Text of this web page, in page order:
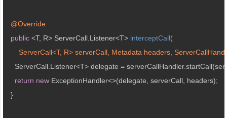
@Override
public <T, R> ServerCall. Listener<T> interceptCall(
ServerCall<T, R> serverCall, Metadata headers,
ServerCall.Listener<T> delegate =
return new ExceptionHandler<>(delegate, serverCall, headers);
  }